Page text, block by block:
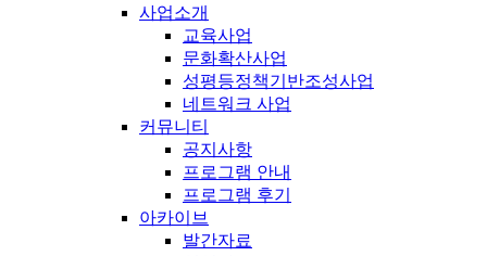
사업소개
교육사업
문화확산사업
성평등정책기반조성사업
네트워크 사업
커뮤니티
공지사항
프로그램 안내
프로그램 후기
아카이브
발간자료